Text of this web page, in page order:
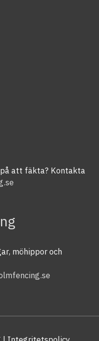
att fäkta? Kontakta
möhippor och